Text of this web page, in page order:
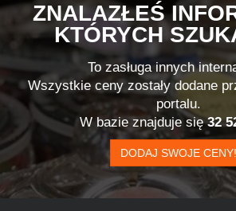
ZNALAZŁEŚ
KTÓRYCH
To zasługa innych
Wszystkie ceny zostały dodane
portalu.
W bazie znajduje się32
DODAJ SWOJE CENY!